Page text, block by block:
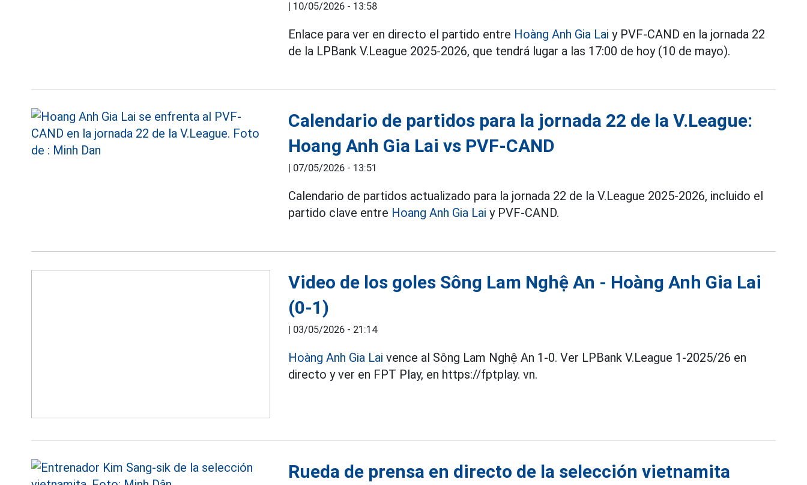
| 10/05/2026 - 13:58
Enlace para ver en directo el partido entre Hoàng Anh Gia Lai y PVF-CAND en la jornada 22
de la LPBank V.League 2025-2026, que tendrá lugar a las 17:00 de hoy (10 de mayo).
Calendario de partidos para la jornada 22 de la V.League:
Hoang Anh Gia Lai vs PVF-CAND
| 07/05/2026 - 13:51
Calendario de partidos actualizado para la jornada 22 de la V.League 2025-2026, incluido el
partido clave entre Hoang Anh Gia Lai y PVF-CAND.
Video de los goles Sông Lam Nghệ An - Hoàng Anh Gia Lai
(0-1)
| 03/05/2026 - 21:14
Hoàng Anh Gia Lai vence al Sông Lam Nghệ An 1-0. Ver LPBank V.League 1-2025/26 en
directo y ver en FPT Play, en https://fptplay. vn.
Rueda de prensa en directo de la selección vietnamita